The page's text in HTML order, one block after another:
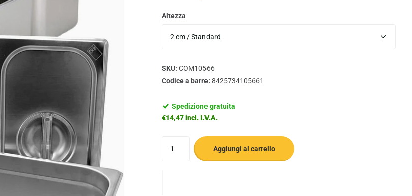
Altezza
SKU: COM10566
Codice a barre: 8425734105661
Spedizione gratuita
€14,47 incl. I.V.A.
Aggiungi al carrello